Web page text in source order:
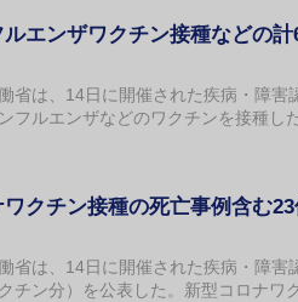
ルエンザワクチン接種などの計
省は、14日に開催された疾病・障害
フルエンザなどのワクチンを接種
ワクチン接種の死亡事例含む
省は、14日に開催された疾病・障害
チン分）を公表した。新型コロナ